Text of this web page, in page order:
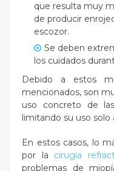
que resulta muy
de producir
escozor.
Se deben
los cuidados
Debido a estos
mencionados, son
uso concreto de
limitando su uso solo
En estos casos, lo
por la cirugía
problemas de